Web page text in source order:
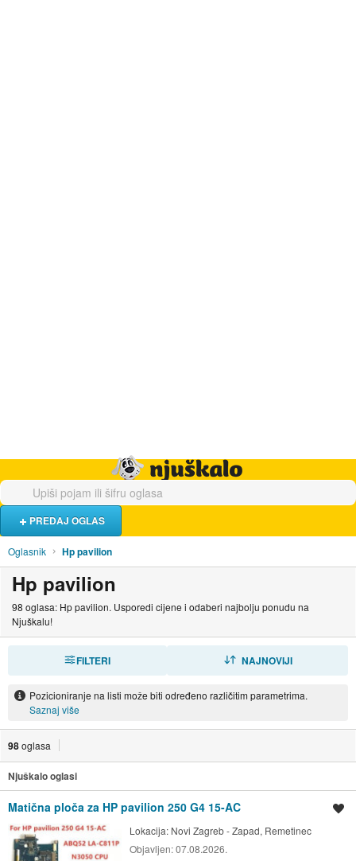
PREDAJ OGLAS
Oglasnik Hp pavilion
Hp pavilion
98 oglasa: Hp pavilion. Usporedi cijene i odaberi najbolju ponudu na
Njuškalu!
FILTERI NAJNOVIJI
Pozicioniranje na listi može biti određeno različitim parametrima.
Saznaj više
98oglasa
Njuškalo oglasi
Matična ploča za HP pavilion 250 G4 15-AC
Lokacija: Novi Zagreb - Zapad, Remetinec
Objavljen:07.08.2026.